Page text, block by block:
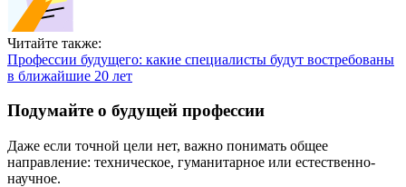
Читайте также:
Профессии будущего: какие специалисты будут востребованы
в ближайшие 20 лет
Подумайте о будущей профессии
Даже если точной цели нет, важно понимать общее
направление: техническое, гуманитарное или естественно-
научное.